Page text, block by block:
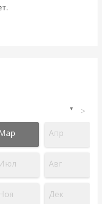
▼ >
Апр
Июл Авг
Ноя Дек